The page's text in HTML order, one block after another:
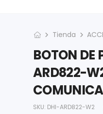
Tienda
BOTON
ARD822-
SKU: DHI-ARD822-W2